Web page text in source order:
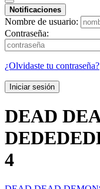
Notificaciones
Nombre de usuario:
Contraseña:
¿Olvidaste tu contraseña?
Iniciar sesión
DEAD
4